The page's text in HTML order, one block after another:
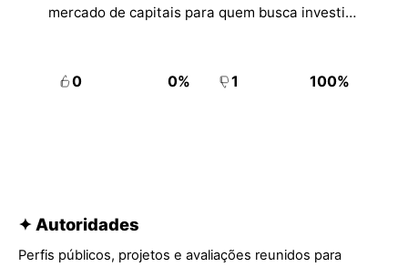
mercado de capitais para quem busca investir
0 0% 1 100%
✦ Autoridades
Perfis públicos, projetos e avaliações reunidos para